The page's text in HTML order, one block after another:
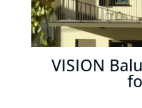
VISION